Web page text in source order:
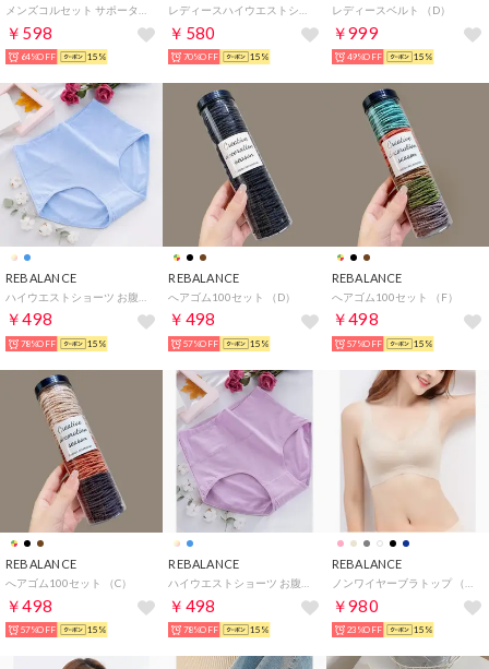
￥598
64%OFF 15%
￥580
70%OFF 15%
レディースベルト （D）
￥999
49%OFF 15%
REBALANCE
￥498
78%OFF 15%
REBALANCE
へアゴム100セット （D）
￥498
57%OFF 15%
REBALANCE
へアゴム100セット （F）
￥498
57%OFF 15%
REBALANCE
へアゴム100セット （C）
￥498
57%OFF 15%
REBALANCE
￥498
78%OFF 15%
REBALANCE
￥980
23%OFF 15%